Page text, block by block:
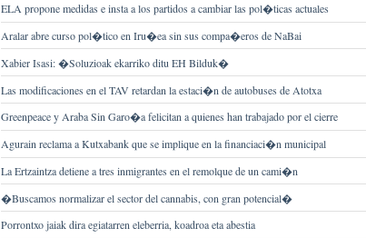
ELA propone medidas e insta a los partidos a cambiar las pol�ticas actuales
Aralar abre curso pol�tico en Iru�ea sin sus compa�eros de NaBai
Xabier Isasi: �Soluzioak ekarriko ditu EH Bilduk�
Las modificaciones en el TAV retardan la estaci�n de autobuses de Atotxa
Greenpeace y Araba Sin Garo�a felicitan a quienes han trabajado por el cierre
Agurain reclama a Kutxabank que se implique en la financiaci�n municipal
La Ertzaintza detiene a tres inmigrantes en el remolque de un cami�n
�Buscamos normalizar el sector del cannabis, con gran potencial�
Porrontxo jaiak dira egiatarren eleberria, koadroa eta abestia